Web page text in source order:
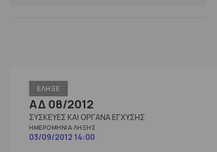
ΕΛΗΞΕ
ΑΔ 08/2012
ΣΥΣΚΕΥΕΣ ΚΑΙ ΟΡΓΑΝΑ ΕΓΧΥΣΗΣ
ΗΜΕΡΟΜΗΝΊΑ ΛΉΞΗΣ
03/09/2012 14:00